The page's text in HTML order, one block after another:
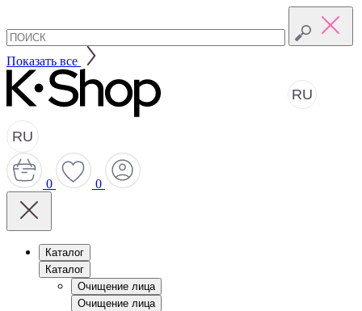
Показать все
RU
RU
0 0
Каталог
Каталог
Очищение лица
Очищение лица